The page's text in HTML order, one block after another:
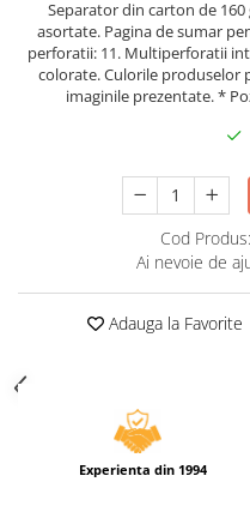
Compas scolar
Sabloane
Truse geometrie
Foarfeci
Markere evidentiatoare text
Markere permanente
Markere speciale pentru
Pixuri si rezerve
Produse Craft
Ghiozdane si genti scolare
Genti laptop
Carti si jocuri pentru copii
Carti de colorat si povestit
Separator din carton de
asortate. Pagina de sumar
perforatii: 11. Multiperforatii
colorate. Culorile produselor
imaginile prezentate. *
Cod Produs:
Ai nevoie de
Adauga la Favorite
Experienta din 1994